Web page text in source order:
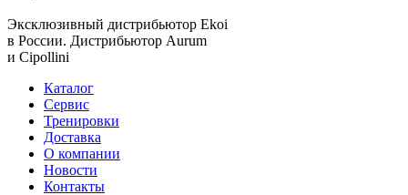
Эксклюзивный дистрибьютор Ekoi
в России. Дистрибьютор Aurum
и Cipollini
Каталог
Сервис
Тренировки
Доставка
О компании
Новости
Контакты